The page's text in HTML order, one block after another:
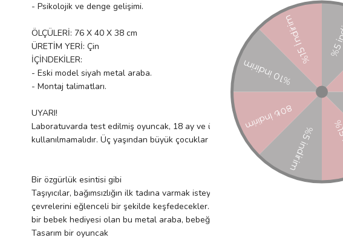
- Psikolojik ve denge gelişimi.
ÖLÇÜLERİ: 76 X 40 X 38 cm
ÜRETİM YERİ: Çin
İÇİNDEKİLER:
- Eski model siyah metal araba.
- Montaj talimatları.
UYARI!
Laboratuvarda test edilmiş oyuncak, 18 ay ve üzeri çocuklar için 2009/48/EC
kullanılmamalıdır. Üç yaşından büyük çocuklar tarafından kullanılmamalıdır.
Bir özgürlük esintisi gibi
Taşıyıcılar, bağımsızlığın ilk tadına varmak isteyen çocuklar için
çevrelerini eğlenceli bir şekilde keşfedecekler. Özgürce hareket edebilecekler,
bir bebek hediyesi olan bu metal araba, bebeğin yatak odası ve oturma odası için
Tasarım bir oyuncak